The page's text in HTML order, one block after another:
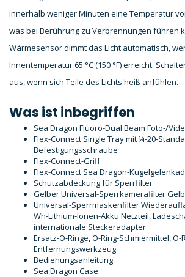
innerhalb weniger Minuten eine Temperatur
was bei Berührung zu Verbrennungen führen
Wärmesensor dimmt das Licht automatisch,
Innentemperatur 65 °C (150 °F) erreicht.
aus, wenn sich Teile des Lichts heiß anfühlen.
Was ist inbegriffen
Sea Dragon Fluoro-Dual Beam Foto-/
Flex-Connect Single Tray mit ¼-20-
Befestigungsschraube
Flex-Connect-Griff
Flex-Connect Sea Dragon-
Schutzabdeckung für Sperrfilter
Gelber Universal-Sperrkamerafilter
Universal-Sperrmaskenfilter
Wh-Lithium-Ionen-Akku Netzteil,
internationale Steckeradapter
Ersatz-O-Ringe, O-Ring-Schmiermittel, O-
Entfernungswerkzeug
Bedienungsanleitung
Sea Dragon Case